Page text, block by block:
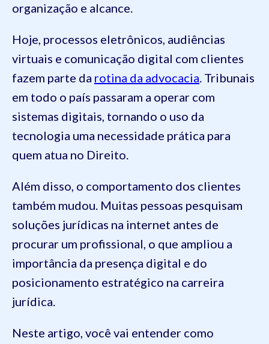
organização e alcance.
Hoje, processos eletrônicos, audiências
virtuais e comunicação digital com clientes
fazem parte da rotina da advocacia. Tribunais
em todo o país passaram a operar com
sistemas digitais, tornando o uso da
tecnologia uma necessidade prática para
quem atua no Direito.
Além disso, o comportamento dos clientes
também mudou. Muitas pessoas pesquisam
soluções jurídicas na internet antes de
procurar um profissional, o que ampliou a
importância da presença digital e do
posicionamento estratégico na carreira
jurídica.
Neste artigo, você vai entender como